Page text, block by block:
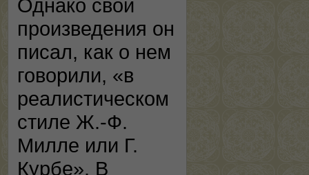
Однако свои
произведения он
писал, как о нем
говорили, «в
реалистическом
стиле Ж.-Ф.
Милле или Г.
Курбе». В